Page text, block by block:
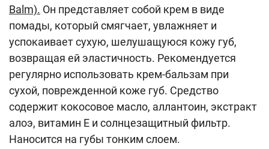
Balm). Он представляет собой крем в виде
помады, который смягчает, увлажняет и
успокаивает сухую, шелушащуюся кожу губ,
возвращая ей эластичность. Рекомендуется
регулярно использовать крем-бальзам при
сухой, поврежденной коже губ. Средство
содержит кокосовое масло, аллантоин, экстракт
алоэ, витамин Е и солнцезащитный фильтр.
Наносится на губы тонким слоем.